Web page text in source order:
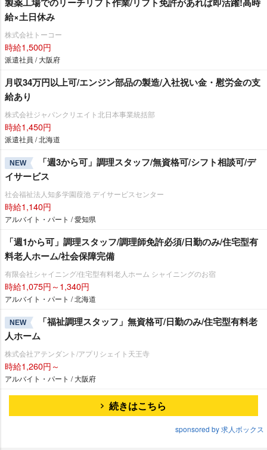
給×土日休み
株式会社トーコー
時給1,500円
派遣社員 / 大阪府
月収34万円以上可/エンジン部品の製造/入社祝い金・慰労金の支
給あり
株式会社ジャパンクリエイト北日本事業統括部
時給1,450円
派遣社員 / 北海道
NEW
「週3から可」調理スタッフ/無資格可/シフト相談可/デ
イサービス
社会福祉法人知多学園葭池 デイサービスセンター
時給1,140円
アルバイト・パート / 愛知県
「週1から可」調理スタッフ/調理師免許必須/日勤のみ/住宅型有
料老人ホーム/社会保障完備
有限会社シャイニング/住宅型有料老人ホーム シャイニングのお宿
時給1,075円～1,340円
アルバイト・パート / 北海道
NEW
「福祉調理スタッフ」無資格可/日勤のみ/住宅型有料老
人ホーム
株式会社アテンダント/アプリシェイト天王寺
時給1,260円～
アルバイト・パート / 大阪府
続きはこちら
sponsored by 求人ボックス